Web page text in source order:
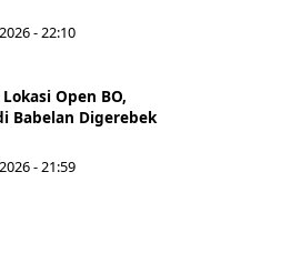
- 22:10
Open BO,
Babelan Digerebek
- 21:59